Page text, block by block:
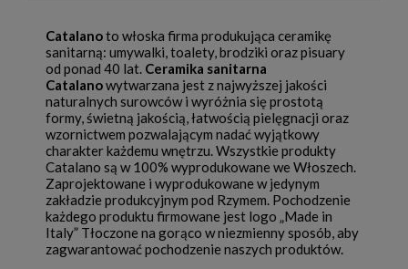
Catalanoto włoska firma produkująca ceramikę
sanitarną: umywalki, toalety, brodziki oraz pisuary
od ponad 40 lat. Ceramika sanitarna
Catalanowytwarzana jest z najwyższej jakości
naturalnych surowców i wyróżnia się prostotą
formy, świetną jakością, łatwością pielęgnacji oraz
wzornictwem pozwalającym nadać wyjątkowy
charakter każdemu wnętrzu. Wszystkie produkty
Catalano są w 100% wyprodukowane we Włoszech.
Zaprojektowane i wyprodukowane w jedynym
zakładzie produkcyjnym pod Rzymem. Pochodzenie
każdego produktu firmowane jest logo „Made in
Italy” Tłoczone na gorąco w niezmienny sposób, aby
zagwarantować pochodzenie naszych produktów.